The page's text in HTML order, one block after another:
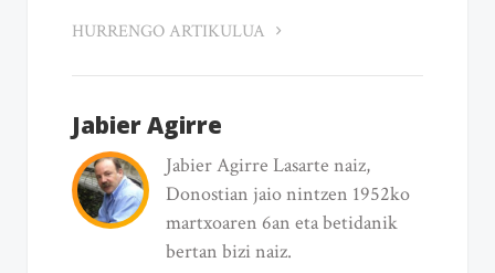
HURRENGO ARTIKULUA
Jabier Agirre
Jabier Agirre Lasarte naiz,
Donostian jaio nintzen 1952ko
martxoaren 6an eta betidanik
bertan bizi naiz.